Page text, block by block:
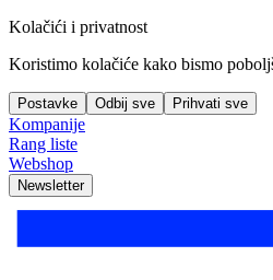
Kolačići i privatnost
Koristimo kolačiće kako bismo
Postavke Odbij sve Prihvati sve
Kompanije
Rang liste
Webshop
Newsletter